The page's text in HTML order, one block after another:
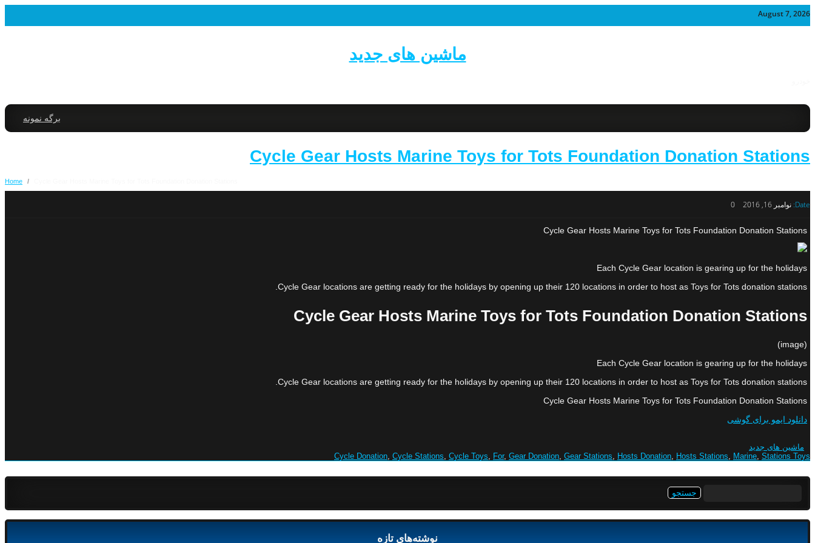
August 7, 2026
ماشین های جدید
برگه نمونه
Cycle Gear Hosts Marine Toys for Tots Foundation Donation Stations
Home /
Date: نوامبر 16, 2016 0
Cycle Gear Hosts Marine Toys for Tots Foundation Donation Stations
Each Cycle Gear location is gearing up for the holidays
Cycle Gear locations are getting ready for the holidays by opening up their 120 locations in order to host as Toys for Tots donation stations.
Cycle Gear Hosts Marine Toys for Tots Foundation Donation Stations
(image)
Each Cycle Gear location is gearing up for the holidays
Cycle Gear locations are getting ready for the holidays by opening up their 120 locations in order to host as Toys for Tots donation stations.
Cycle Gear Hosts Marine Toys for Tots Foundation Donation Stations
دانلود ایمو برای گوشی
ماشین های جدید
Cycle Donation, Cycle Stations, Cycle Toys, For, Gear Donation, Gear Stations, Hosts Donation, Hosts Stations, Marine, Stations Toys
نوشته‌های تازه